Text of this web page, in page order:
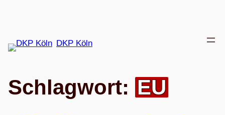
springen
DKP Köln
Schlagwort: EU